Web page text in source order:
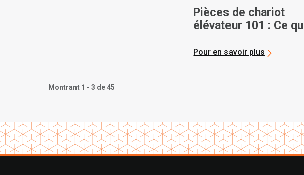
Pièces de chariot
élévateur 101 : Ce
Pour en savoir plus
Montrant 1 - 3 de 45